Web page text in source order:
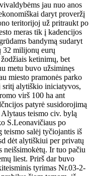
jau nuo anos
daryt proveržį
teritorijoj už pritraukt po
meras tik į kadencijos
bandymą sudaryt
32 milijonų eurų
ketinimų, bet
metu buvo užsiminęs
miesto pramonės parko
sritį alytiškio iniciatyvos,
virš 100 ha ant
patyrė susidorojimą
Alytaus teismo civ. bylą
S.Leonavičiaus po
salėj tyčiojantis iš
dėt alytiškiui per privatų
neišsimokėtų. Ir tuo pačiu
liest. Prirš dar buvo
tyrimas Nr.03-2-